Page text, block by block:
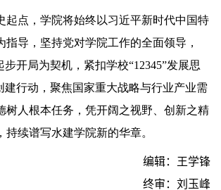
起点，学院将始终以习近平新时代中国特
指导，坚持党对学院工作的全面领导，
步开局为契机，紧扣学校“12345”发展思
建行动，聚焦国家重大战略与行业产业需
树人根本任务，凭开阔之视野、创新之精
持续谱写水建学院新的华章。
编辑：王学锋
终审：刘玉峰